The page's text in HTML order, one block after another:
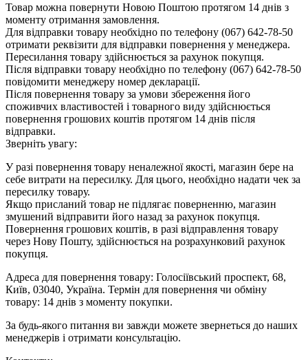
Товар можна повернути Новою Поштою протягом 14 днів з
моменту отримання замовлення.
Для відправки товару необхідно по телефону (067) 642-78-50
отримати реквізити для відправки повернення у менеджера.
Пересилання товару здійснюється за рахунок покупця.
Після відправки товару необхідно по телефону (067) 642-78-50
повідомити менеджеру номер декларації.
Після повернення товару за умови збереження його
споживчих властивостей і товарного виду здійснюється
повернення грошових коштів протягом 14 днів після
відправки.
Зверніть увагу:
У разі повернення товару неналежної якості, магазин бере на
себе витрати на пересилку. Для цього, необхідно надати чек за
пересилку товару.
Якщо присланий товар не підлягає поверненню, магазин
змушений відправити його назад за рахунок покупця.
Повернення грошових коштів, в разі відправлення товару
через Нову Пошту, здійснюється на розрахунковий рахунок
покупця.
Адреса для повернення товару: Голосіївський проспект, 68,
Київ, 03040, Україна. Термін для повернення чи обміну
товару: 14 днів з моменту покупки.
За будь-якого питання ви завжди можете звернеться до наших
менеджерів і отримати консультацію.